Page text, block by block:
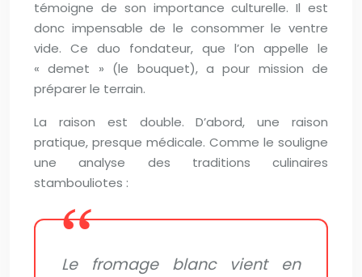
témoigne de son importance culturelle. Il est
donc impensable de le consommer le ventre
vide. Ce duo fondateur, que l’on appelle le
« demet » (le bouquet), a pour mission de
préparer le terrain.
La raison est double. D’abord, une raison
pratique, presque médicale. Comme le souligne
une analyse des traditions culinaires
stambouliotes :
Le fromage blanc vient en